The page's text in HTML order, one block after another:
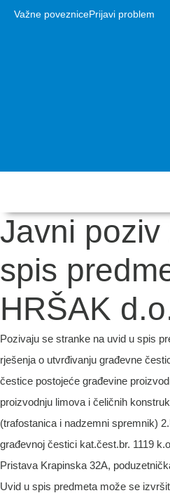
Važne poveznicePrijavi problem
Javni poziv
spis
HRŠAK
Pozivaju se stranke na uvid u spis
rješenja o utvrđivanju građevne
čestice postojeće građevine
proizvodnju limova i čeličnih
(trafostanica i nadzemni spremnik)
građevnoj čestici kat.čest.br. 1119
Pristava Krapinska 32A,
Uvid u spis predmeta može se